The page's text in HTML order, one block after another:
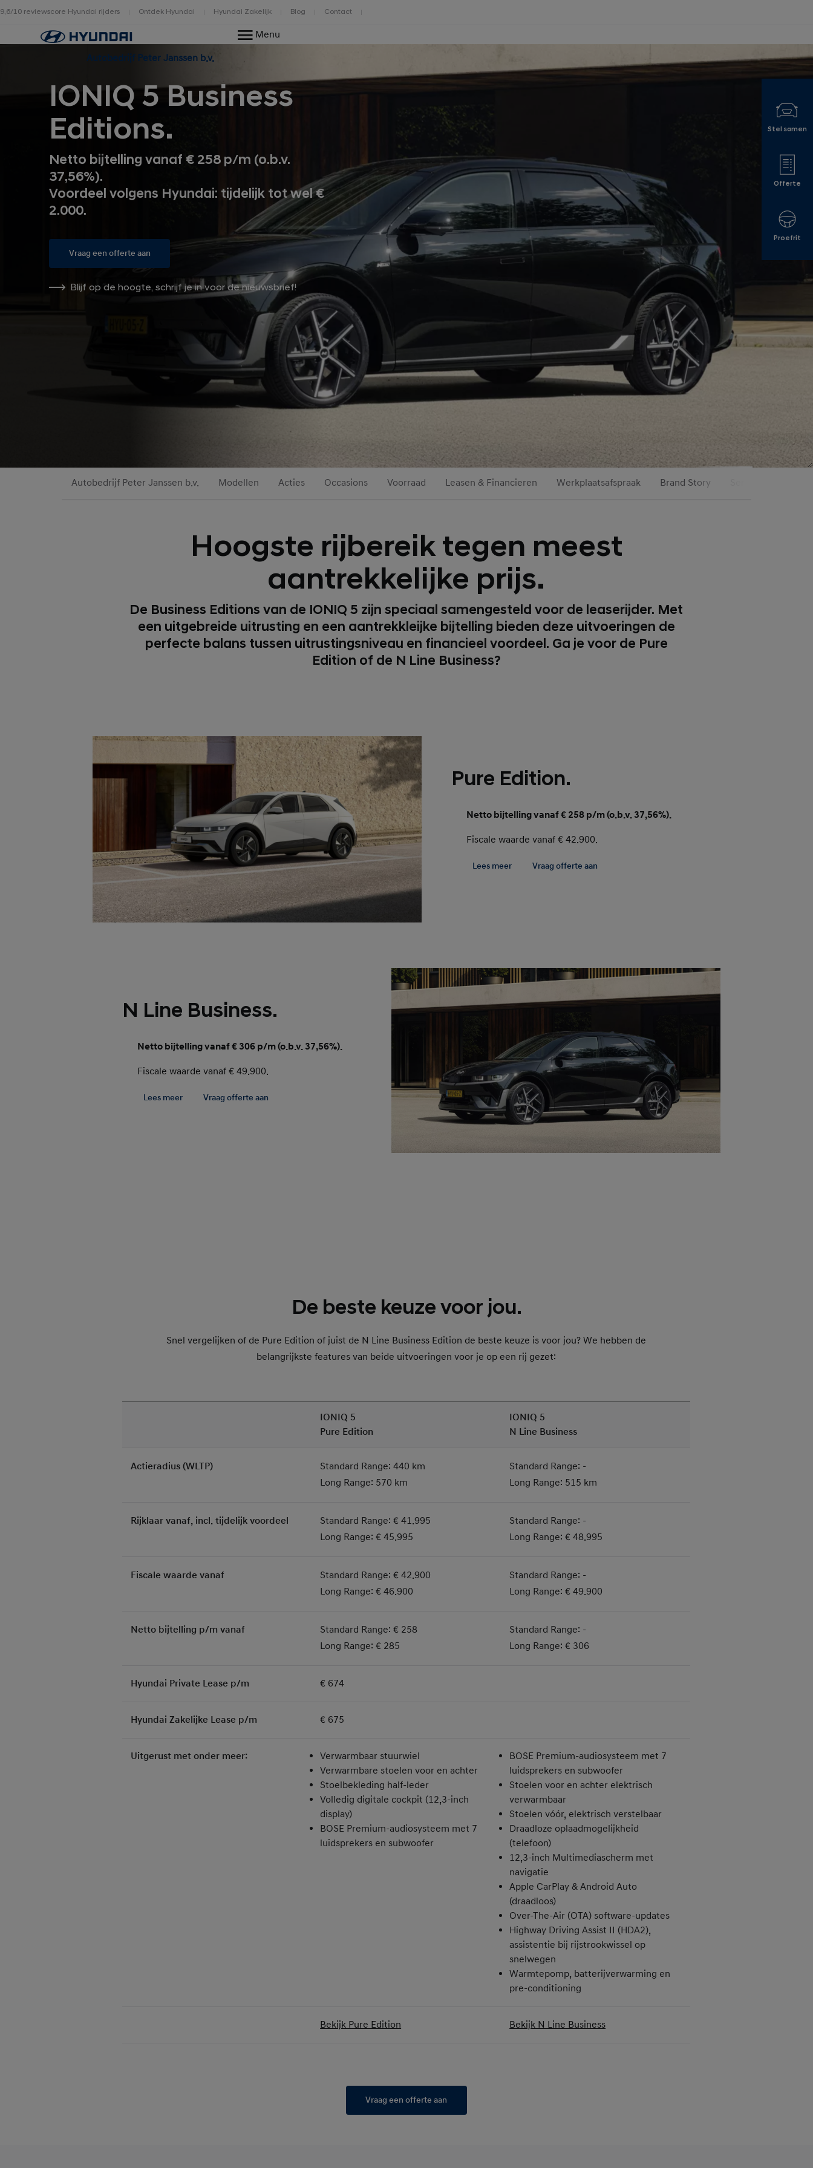
9,6/10 reviewscore Hyundai rijders Ontdek Hyundai Hyundai Zakelijk Blog Contact
Home
Autobedrijf Peter Janssen b.v.
Menu
IONIQ 5 Business
Editions.
Netto bijtelling vanaf € 258 p/m (o.b.v.
37,56%).
Voordeel volgens Hyundai: tijdelijk tot wel €
2.000.
Vraag een offerte aan
Blijf op de hoogte, schrijf je in voor de nieuwsbrief!
Autobedrijf Peter Janssen b.v. Modellen Acties Occasions Voorraad Leasen & Financieren Werkplaatsafspraak Brand Story
Hoogste rijbereik tegen meest
aantrekkelijke prijs.
De Business Editions van de IONIQ 5 zijn speciaal samengesteld voor de leaserijder. Met
een uitgebreide uitrusting en een aantrekkleijke bijtelling bieden deze uitvoeringen de
perfecte balans tussen uitrustingsniveau en financieel voordeel. Ga je voor de Pure
Edition of de N Line Business?
Stel samen
Offerte
Proefrit
Pure Edition.
Netto bijtelling vanaf € 258 p/m (o.b.v. 37,56%).
Fiscale waarde vanaf € 42.900.
Lees meer Vraag offerte aan
N Line Business.
Netto bijtelling vanaf € 306 p/m (o.b.v. 37,56%).
Fiscale waarde vanaf € 49.900.
Lees meer Vraag offerte aan
De beste keuze voor jou.
Snel vergelijken of de Pure Edition of juist de N Line Business Edition de beste keuze is voor jou? We hebben de
belangrijkste features van beide uitvoeringen voor je op een rij gezet:
IONIQ 5
Pure Edition
IONIQ 5
N Line Business
Actieradius (WLTP)
Standard Range: 440 km
Long Range: 570 km
Standard Range: -
Long Range: 515 km
Rijklaar vanaf, incl. tijdelijk voordeel
Standard Range: € 41.995
Long Range: € 45.995
Standard Range: -
Long Range: € 48.995
Fiscale waarde vanaf
Standard Range: € 42.900
Long Range: € 46.900
Standard Range: -
Long Range: € 49.900
Netto bijtelling p/m vanaf
Standard Range: € 258
Long Range: € 285
Standard Range: -
Long Range: € 306
Hyundai Private Lease p/m € 674
Hyundai Zakelijke Lease p/m € 675
Uitgerust met onder meer:
Verwarmbaar stuurwiel
Verwarmbare stoelen voor en achter
Stoelbekleding half-leder
Volledig digitale cockpit (12,3-inch
display)
BOSE Premium-audiosysteem met 7
luidsprekers en subwoofer
BOSE Premium-audiosysteem met 7
luidsprekers en subwoofer
Stoelen voor en achter elektrisch
verwarmbaar
Stoelen vóór, elektrisch verstelbaar
Draadloze oplaadmogelijkheid
(telefoon)
12,3-inch Multimediascherm met
navigatie
Apple CarPlay & Android Auto
(draadloos)
Over-The-Air (OTA) software-updates
Highway Driving Assist II (HDA2),
assistentie bij rijstrookwissel op
snelwegen
Warmtepomp, batterijverwarming en
pre-conditioning
Bekijk Pure Edition Bekijk N Line Business
Vraag een offerte aan